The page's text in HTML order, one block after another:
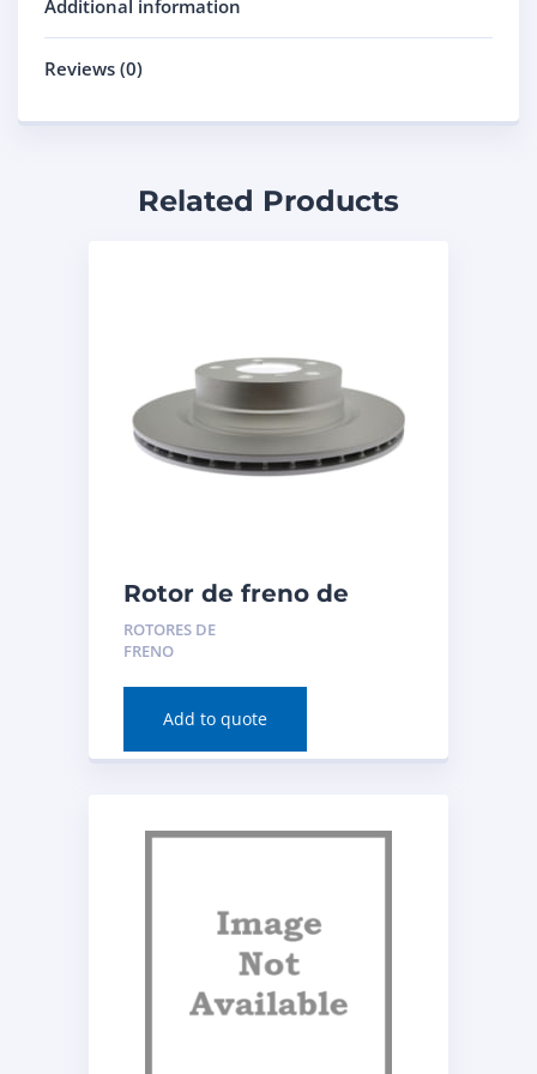
Additional information
Reviews (0)
Related Products
Rotor de freno de
disco (trasero) para
BMW 230i xDrive 2020
ROTORES DE
FRENO
Add to quote